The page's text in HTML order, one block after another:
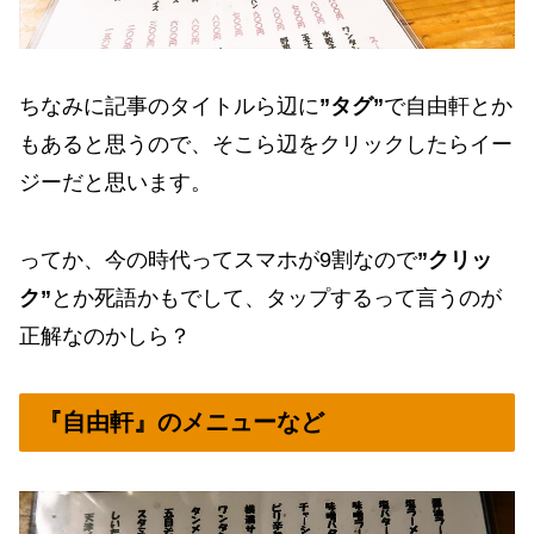
ちなみに記事のタイトルら辺に”タグ”で自由軒とか
もあると思うので、そこら辺をクリックしたらイー
ジーだと思います。
ってか、今の時代ってスマホが9割なので”クリッ
ク” とか死語かもでして、タップするって言うのが
正解なのかしら？
『自由軒』のメニューなど